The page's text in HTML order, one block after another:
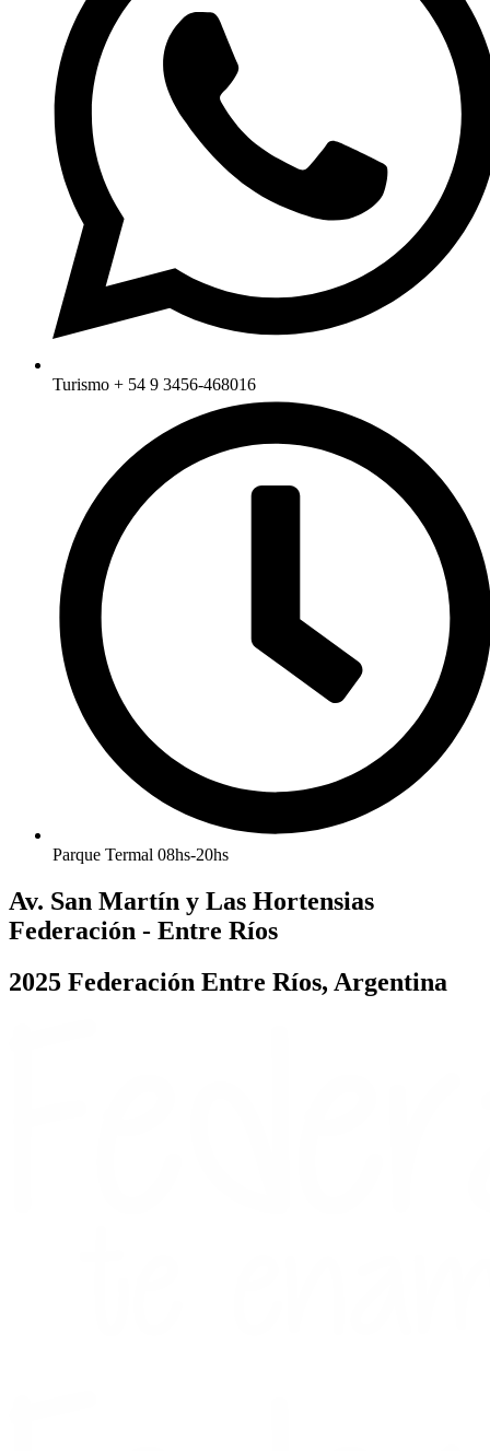
Turismo + 54 9 3456-468016
Parque Termal 08hs-20hs
Av. San Martín y Las Hortensias
Federación - Entre Ríos
2025 Federación Entre Ríos, Argentina